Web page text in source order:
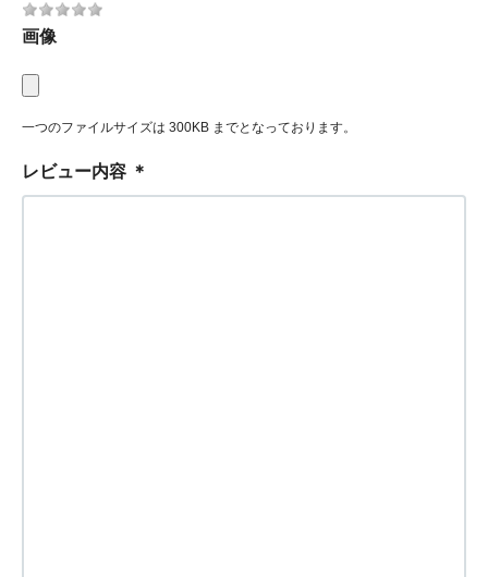
画像
一つのファイルサイズは 300KB までとなっております。
レビュー内容 ＊